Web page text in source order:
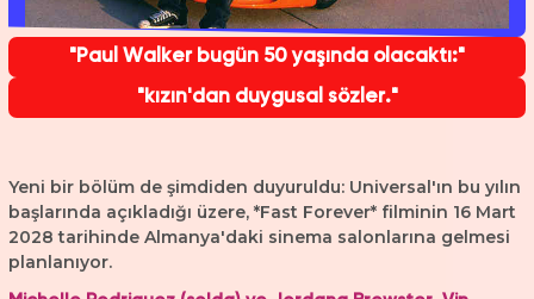
"Paul Walker bugün 50 yaşında olacaktı:"
"kızın'dan duygusal sözler."
Yeni bir bölüm de şimdiden duyuruldu: Universal'ın bu yılın
başlarında açıkladığı üzere, *Fast Forever* filminin 16 Mart
2028 tarihinde Almanya'daki sinema salonlarına gelmesi
planlanıyor.